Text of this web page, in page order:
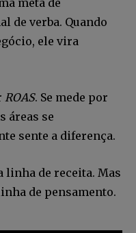
de verba. Quando
ele vira
ROAS. Se mede por
áreas se
sente a diferença.
linha de receita. Mas
de pensamento.